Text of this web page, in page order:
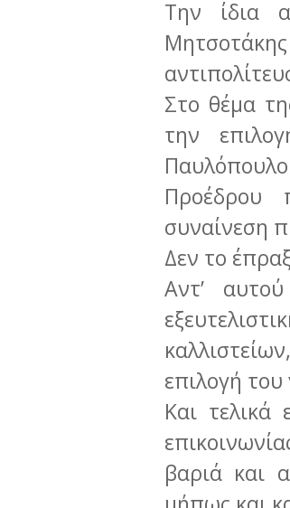
Την ίδια
Στο θέμα
την
Προέδρου
συναίνεση
Δεν το
Αντ’
επιλογή του
Και τελικά
βαριά και